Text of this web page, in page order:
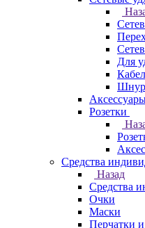
Для
Розетки
Средства
Назад
Средства
Очки
Маски
Перчатки